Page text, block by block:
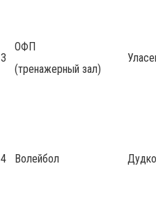
3
ОФП
(тренажерный зал)
4 Волейбол